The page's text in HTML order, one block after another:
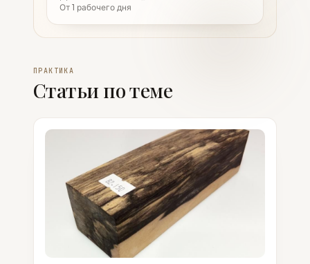
От 1 рабочего дня
ПРАКТИКА
Статьи по теме